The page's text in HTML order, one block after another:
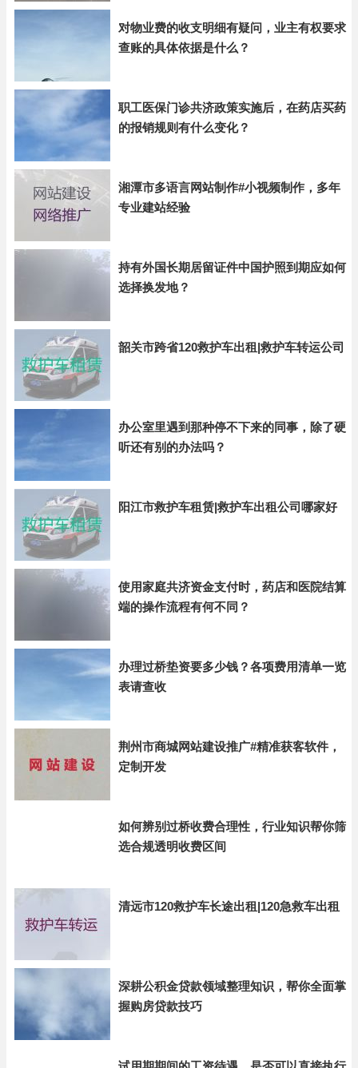
对物业费的收支明细有疑问，业主有权要求
查账的具体依据是什么？
职工医保门诊共济政策实施后，在药店买药
的报销规则有什么变化？
湘潭市多语言网站制作#小视频制作，多年
专业建站经验
持有外国长期居留证件中国护照到期应如何
选择换发地？
韶关市跨省120救护车出租|救护车转运公司
办公室里遇到那种停不下来的同事，除了硬
听还有别的办法吗？
阳江市救护车租赁|救护车出租公司哪家好
使用家庭共济资金支付时，药店和医院结算
端的操作流程有何不同？
办理过桥垫资要多少钱？各项费用清单一览
表请查收
荆州市商城网站建设推广#精准获客软件，
定制开发
如何辨别过桥收费合理性，行业知识帮你筛
选合规透明收费区间
清远市120救护车长途出租|120急救车出租
深耕公积金贷款领域整理知识，帮你全面掌
握购房贷款技巧